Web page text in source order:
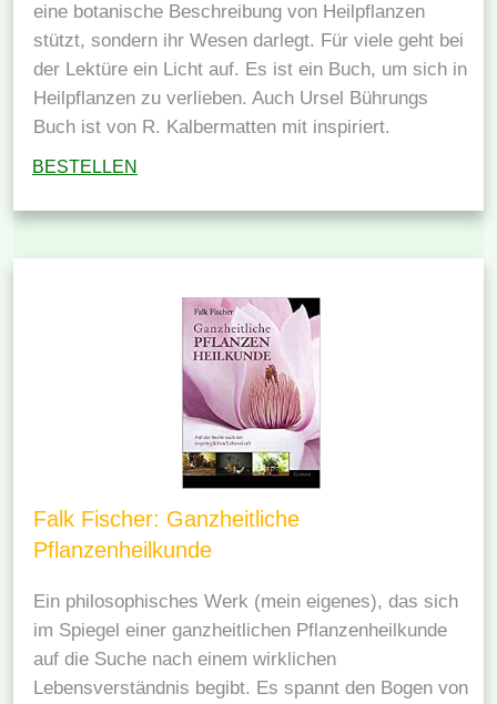
eine botanische Beschreibung von Heilpflanzen
stützt, sondern ihr Wesen darlegt. Für viele geht bei
der Lektüre ein Licht auf. Es ist ein Buch, um sich in
Heilpflanzen zu verlieben. Auch Ursel Bührungs
Buch ist von R. Kalbermatten mit inspiriert.
BESTELLEN
Falk Fischer: Ganzheitliche
Pflanzenheilkunde
Ein philosophisches Werk (mein eigenes), das sich
im Spiegel einer ganzheitlichen Pflanzenheilkunde
auf die Suche nach einem wirklichen
Lebensverständnis begibt. Es spannt den Bogen von